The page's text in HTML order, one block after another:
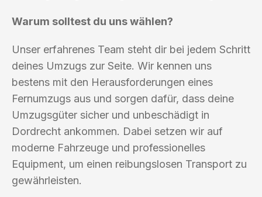
Warum solltest du uns wählen?
Unser erfahrenes Team steht dir bei jedem Schritt
deines Umzugs zur Seite. Wir kennen uns
bestens mit den Herausforderungen eines
Fernumzugs aus und sorgen dafür, dass deine
Umzugsgüter sicher und unbeschädigt in
Dordrecht ankommen. Dabei setzen wir auf
moderne Fahrzeuge und professionelles
Equipment, um einen reibungslosen Transport zu
gewährleisten.